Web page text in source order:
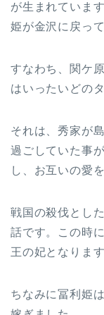
が生まれていま
姫が金沢に戻っ
すなわち、関ケ
はいったいどの
それは、秀家が
過ごしていた事
し、お互いの愛
戦国の殺伐とし
話です。この時
王の妃となりま
ちなみに冨利姫